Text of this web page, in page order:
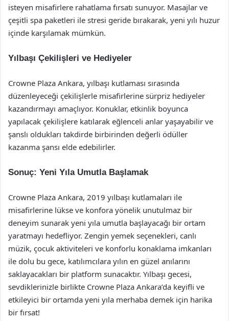
isteyen misafirlere rahatlama fırsatı sunuyor. Masajlar ve
çeşitli spa paketleri ile stresi geride bırakarak, yeni yılı huzur
içinde karşılamak mümkün.
Yılbaşı Çekilişleri ve Hediyeler
Crowne Plaza Ankara, yılbaşı kutlaması sırasında
düzenleyeceği çekilişlerle misafirlerine sürpriz hediyeler
kazandırmayı amaçlıyor. Konuklar, etkinlik boyunca
yapılacak çekilişlere katılarak eğlenceli anlar yaşayabilir ve
şanslı oldukları takdirde birbirinden değerli ödüller
kazanma şansı elde edebilirler.
Sonuç: Yeni Yıla Umutla Başlamak
Crowne Plaza Ankara, 2019 yılbaşı kutlamaları ile
misafirlerine lükse ve konfora yönelik unutulmaz bir
deneyim sunarak yeni yıla umutla başlayacağı bir ortam
yaratmayı hedefliyor. Zengin yemek seçenekleri, canlı
müzik, çocuk aktiviteleri ve konforlu konaklama imkanları
ile dolu bu gece, katılımcılara yılın en güzel anılarını
saklayacakları bir platform sunacaktır. Yılbaşı gecesi,
sevdiklerinizle birlikte Crowne Plaza Ankara’da keyifli ve
etkileyici bir ortamda yeni yıla merhaba demek için harika
bir fırsat!